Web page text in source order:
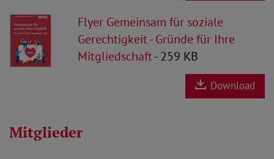
Flyer Gemeinsam für soziale
Gerechtigkeit - Gründe für Ihre
Mitgliedschaft- 259 KB
Download
Mitglieder